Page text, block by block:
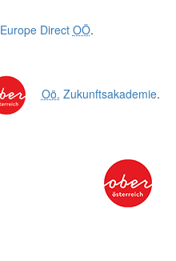
Europe Direct OÖ.
Oö. Zukunftsakademie.